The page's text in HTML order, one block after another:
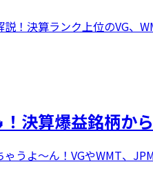
！決算ランク上位のVG、
決算爆益銘柄か
うよ〜ん！VGやWMT、